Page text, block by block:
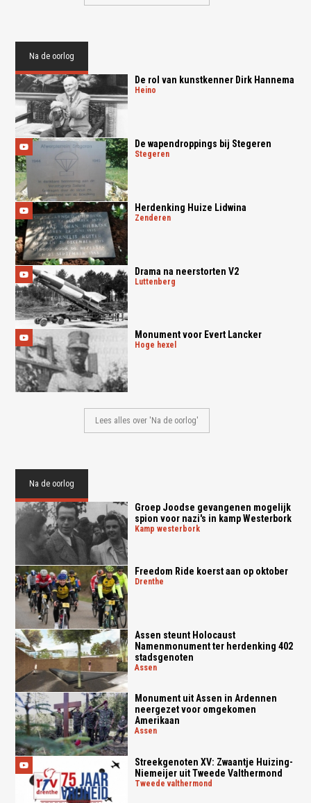
Na de oorlog
De rol van kunstkenner Dirk Hannema
heino
De wapendroppings bij Stegeren
stegeren
Herdenking Huize Lidwina
zenderen
Drama na neerstorten V2
luttenberg
Monument voor Evert Lancker
hoge hexel
Lees alles over 'Na de oorlog'
Na de oorlog
Groep Joodse gevangenen mogelijk
spion voor nazi's in kamp Westerbork
kamp westerbork
Freedom Ride koerst aan op oktober
drenthe
Assen steunt Holocaust
Namenmonument ter herdenking 402
stadsgenoten
assen
Monument uit Assen in Ardennen
neergezet voor omgekomen
Amerikaan
assen
Streekgenoten XV: Zwaantje Huizing-
Niemeijer uit Tweede Valthermond
tweede valthermond